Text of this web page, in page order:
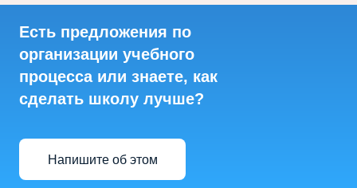
Есть предложения по
организации учебного
процесса или знаете, как
сделать школу лучше?
Напишите об этом